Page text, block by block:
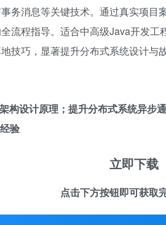
务消息等关键技术。通过真实项目
流程指导。适合中高级Java开发
技巧，显著提升分布式系统设计与
构设计原理；提升分布式系统异步
验
立即下载
点击下方按钮即可获取